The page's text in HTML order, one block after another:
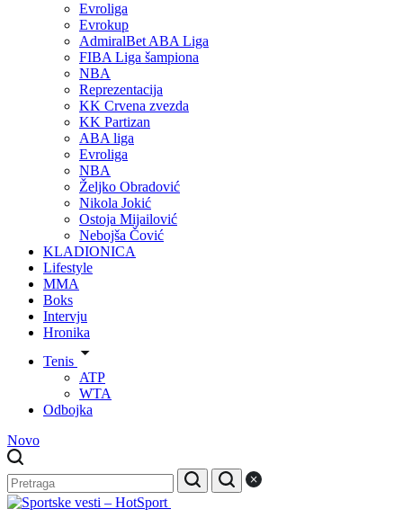
Evroliga
Evrokup
AdmiralBet ABA Liga
FIBA Liga šampiona
NBA
Reprezentacija
KK Crvena zvezda
KK Partizan
ABA liga
Evroliga
NBA
Željko Obradović
Nikola Jokić
Ostoja Mijailović
Nebojša Čović
KLADIONICA
Lifestyle
MMA
Boks
Intervju
Hronika
Tenis
ATP
WTA
Odbojka
Novo